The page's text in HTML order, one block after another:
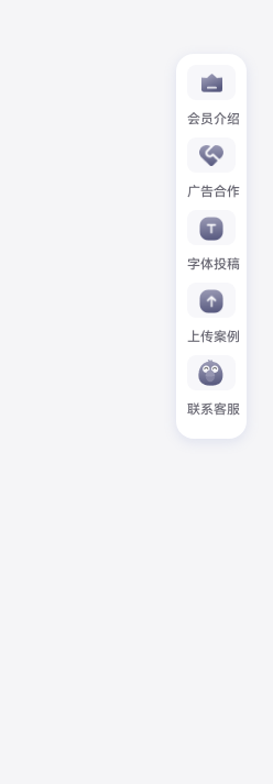
会员介绍
广告合作
字体投稿
上传案例
联系客服